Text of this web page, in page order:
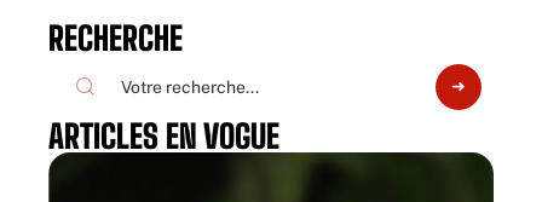
RECHERCHE
ARTICLES EN VOGUE